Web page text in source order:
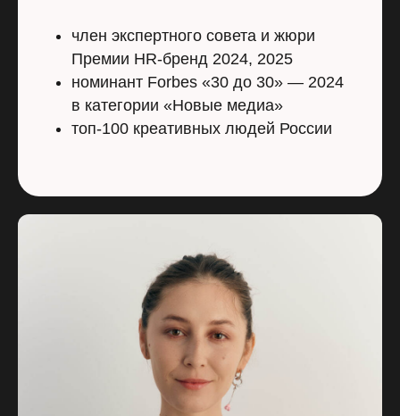
член экспертного совета и жюри
Премии HR-бренд 2024, 2025
номинант Forbes «30 до 30» — 2024
в категории «Новые медиа»
топ-100 креативных людей России